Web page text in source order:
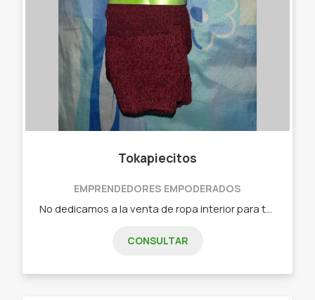
Tokapiecitos
EMPRENDEDORES EMPODERADOS
CONSULTAR